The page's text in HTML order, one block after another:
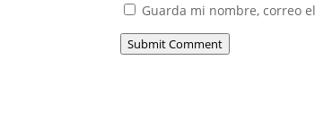
Guarda mi nombre, correo
Submit Comment